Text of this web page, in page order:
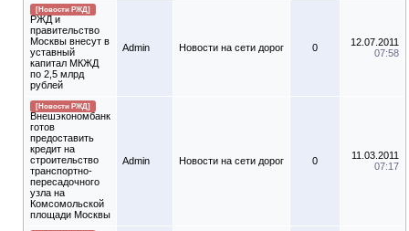
[Новости РЖД]
РЖД и
правительство
Москвы внесут в
уставный
капитал МКЖД
по 2,5 млрд
рублей
Admin Новости на сети дорог 0
12.07.2011
07:58
[Новости РЖД]
Внешэкономбанк
готов
предоставить
кредит на
строительство
транспортно-
пересадочного
узла на
Комсомольской
площади Москвы
Admin Новости на сети дорог 0
11.03.2011
07:17